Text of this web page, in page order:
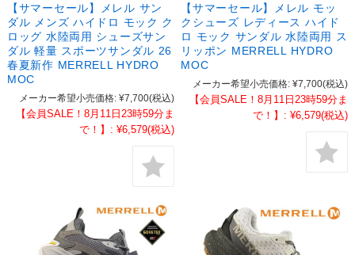
【サマーセール】メレル サン
ダル メンズ ハイドロ モック ク
ロッグ 水陸両用 シューズサン
ダル 軽量 スポーツサンダル 26
春夏新作 MERRELL HYDRO
MOC
メーカー希望小売価格: ¥7,700(税込)
【会員SALE！8月11日23時59分ま
で！】: ¥6,579(税込)
【サマーセール】メレル モッ
クシューズ レディース ハイド
ロ モック サンダル 水陸両用 ス
リッポン MERRELL HYDRO
MOC
メーカー希望小売価格: ¥7,700(税込)
【会員SALE！8月11日23時59分ま
で！】: ¥6,579(税込)